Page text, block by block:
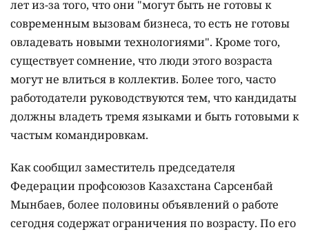
лет из-за того, что они "могут быть не готовы к
современным вызовам бизнеса, то есть не готовы
овладевать новыми технологиями". Кроме того,
существует сомнение, что люди этого возраста
могут не влиться в коллектив. Более того, часто
работодатели руководствуются тем, что кандидаты
должны владеть тремя языками и быть готовыми к
частым командировкам.
Как сообщилзаместитель председателя
Федерации профсоюзов Казахстана Сарсенбай
Мынбаев, более половины объявлений о работе
сегодня содержат ограничения по возрасту. По его